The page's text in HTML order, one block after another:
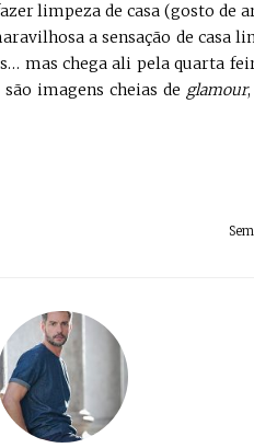
limpeza de casa (gosto de
a sensação de casa
mas chega ali pela quarta
imagens cheias de glamour